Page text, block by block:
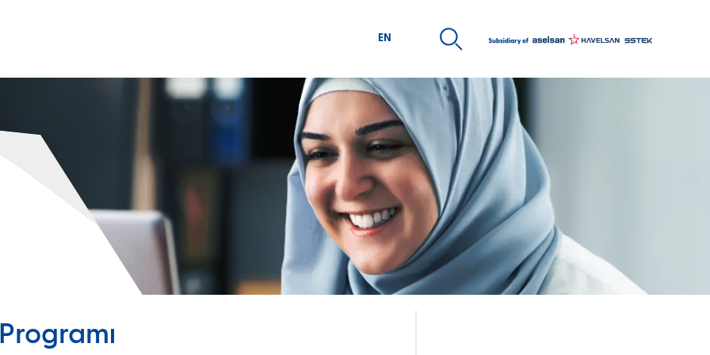
EN
Karşı Tedbir Salma Sistemi (KTSS)
Platforma Entegre Karıştırma Çözümü (JINN)
Taşınabilir RF Simülatörü (PRFS)
Radar Simülatör Sistemi (RASSİM)
Pasif Bileşik Algılama Sistemi (PCL)
KARİYER
İnsan Kaynakları Politikası
İşe Alım Sürecimiz
Aday Mühendis Programı
Gelecek Sensin Staj Programı
Kurumsal Kimlik
Ürün Broşürleri